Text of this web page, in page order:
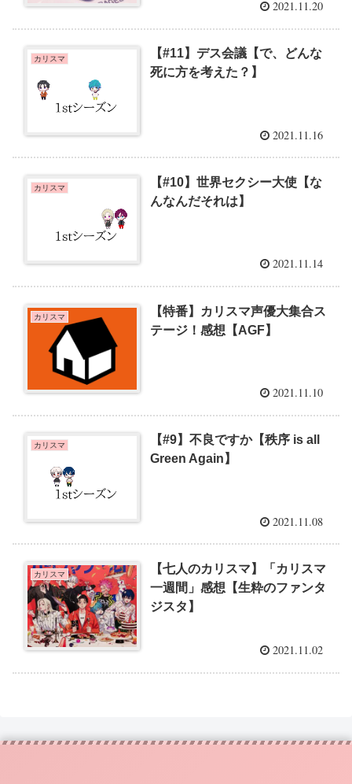
2021.11.20
カリスマ
【#11】デス会議【で、どんな
死に方を考えた？】
2021.11.16
カリスマ
【#10】世界セクシー大使【な
んなんだそれは】
2021.11.14
カリスマ
【特番】カリスマ声優大集合ス
テージ！感想【AGF】
2021.11.10
カリスマ
【#9】不良ですか【秩序 is all
Green Again】
2021.11.08
カリスマ
【七人のカリスマ】「カリスマ
一週間」感想【生粋のファンタ
ジスタ】
2021.11.02